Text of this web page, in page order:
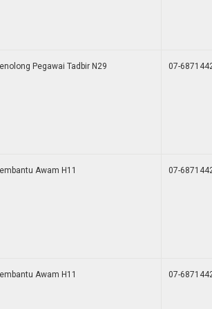
Pegawai Tadbir N29 07-
Awam H11 07-
Awam H11 07-